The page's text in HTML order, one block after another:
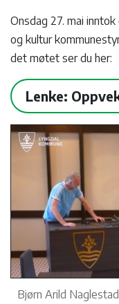
Onsdag 27. mai
og kultur
det møtet ser du her:
Lenke:
Bjørn Arild